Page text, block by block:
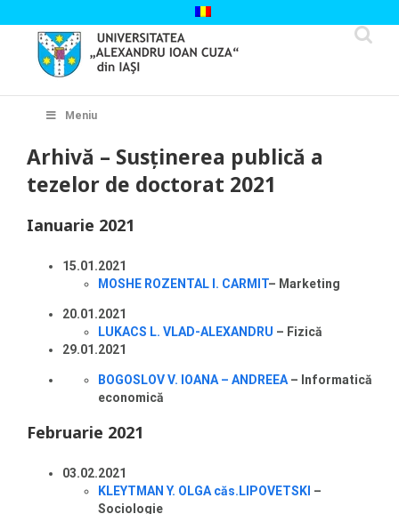
to
content
Meniu
Arhivă – Susținerea publică a
tezelor de doctorat 2021
Ianuarie 2021
15.01.2021
MOSHE ROZENTAL I. CARMIT– Marketing
20.01.2021
LUKACS L. VLAD-ALEXANDRU – Fizică
29.01.2021
BOGOSLOV V. IOANA – ANDREEA – Informatică
economică
Februarie 2021
03.02.2021
KLEYTMAN Y. OLGA căs.LIPOVETSKI –
Sociologie